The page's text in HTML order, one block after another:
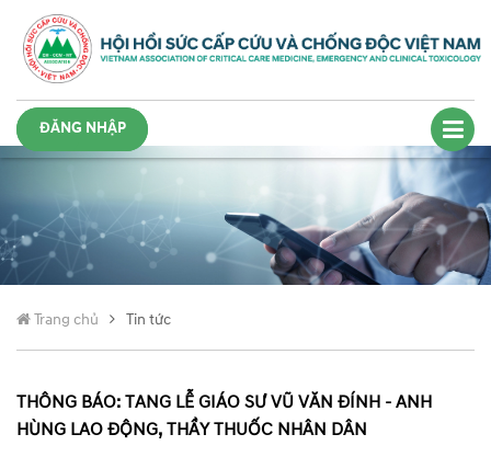
ĐĂNG NHẬP
Trang chủ Tin tức
THÔNG BÁO: TANG LỄ GIÁO SƯ VŨ VĂN ĐÍNH - ANH
HÙNG LAO ĐỘNG, THẦY THUỐC NHÂN DÂN